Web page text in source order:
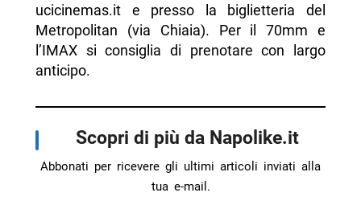
ucicinemas.it e presso la biglietteria del
Metropolitan (via Chiaia). Per il 70mm e
l’IMAX si consiglia di prenotare con largo
anticipo.
Scopri di più da Napolike.it
Abbonati per ricevere gli ultimi articoli inviati alla
tua e-mail.